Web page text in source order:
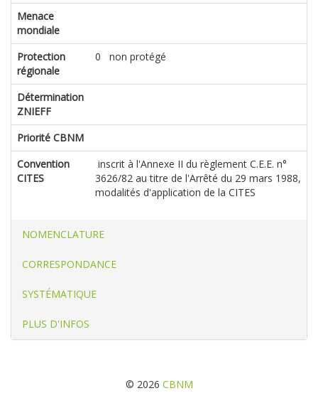
Menace
mondiale
Protection
régionale
0 non protégé
Détermination
ZNIEFF
Priorité CBNM
Convention
CITES
inscrit à l'Annexe II du règlement C.E.E. n°
3626/82 au titre de l'Arrêté du 29 mars 1988,
modalités d'application de la CITES
NOMENCLATURE
CORRESPONDANCE
SYSTÉMATIQUE
PLUS D'INFOS
© 2026 CBNM